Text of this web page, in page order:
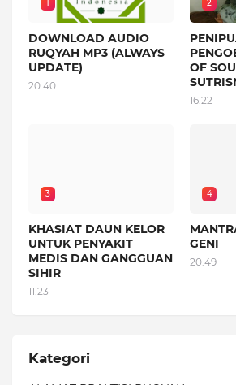
DOWNLOAD AUDIO
RUQYAH MP3 (ALWAYS
UPDATE)
20.40
2
OF
16.22
3
KHASIAT DAUN KELOR
UNTUK PENYAKIT
MEDIS DAN GANGGUAN
SIHIR
11.23
4
GENI
20.49
Kategori